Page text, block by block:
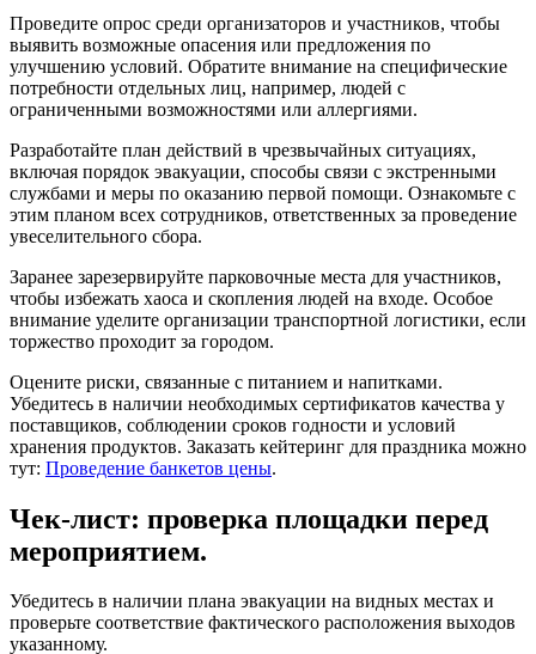
Проведите опрос среди организаторов и участников, чтобы
выявить возможные опасения или предложения по
улучшению условий. Обратите внимание на специфические
потребности отдельных лиц, например, людей с
ограниченными возможностями или аллергиями.
Разработайте план действий в чрезвычайных ситуациях,
включая порядок эвакуации, способы связи с экстренными
службами и меры по оказанию первой помощи. Ознакомьте с
этим планом всех сотрудников, ответственных за проведение
увеселительного сбора.
Заранее зарезервируйте парковочные места для участников,
чтобы избежать хаоса и скопления людей на входе. Особое
внимание уделите организации транспортной логистики, если
торжество проходит за городом.
Оцените риски, связанные с питанием и напитками.
Убедитесь в наличии необходимых сертификатов качества у
поставщиков, соблюдении сроков годности и условий
хранения продуктов. Заказать кейтеринг для праздника можно
тут: Проведение банкетов цены.
Чек-лист: проверка площадки перед
мероприятием.
Убедитесь в наличии плана эвакуации на видных местах и
проверьте соответствие фактического расположения выходов
указанному.